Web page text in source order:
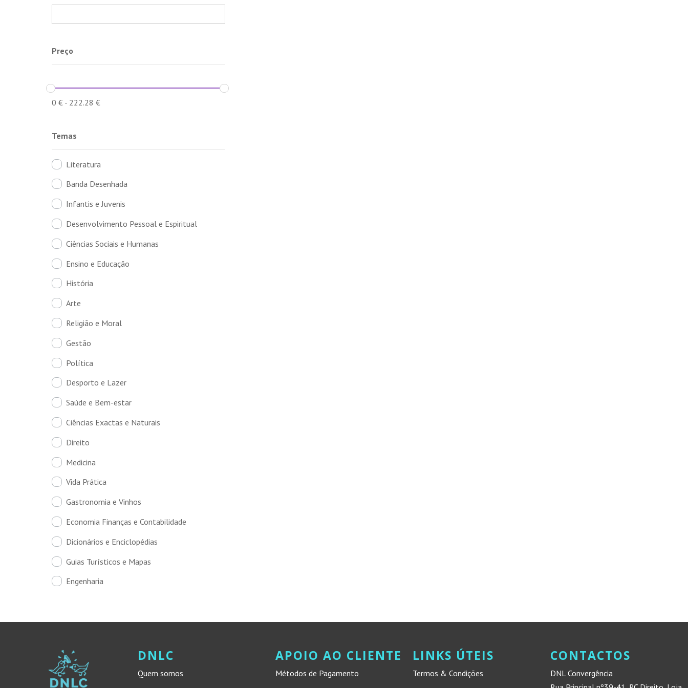
Preço
0 €- 222.28 €
Temas
Literatura
Banda Desenhada
Infantis e Juvenis
Desenvolvimento Pessoal e Espiritual
Ciências Sociais e Humanas
Ensino e Educação
História
Arte
Religião e Moral
Gestão
Política
Desporto e Lazer
Saúde e Bem-estar
Ciências Exactas e Naturais
Direito
Medicina
Vida Prática
Gastronomia e Vinhos
Economia Finanças e Contabilidade
Dicionários e Enciclopédias
Guias Turísticos e Mapas
Engenharia
DNLC
Quem somos
APOIO AO CLIENTE
Métodos de Pagamento
LINKS ÚTEIS
Termos & Condições
CONTACTOS
DNL Convergência